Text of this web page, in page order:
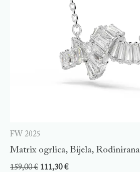
FW 2025
Matrix ogrlica, Bijela, Rodinirana
159,00€ 111,30€